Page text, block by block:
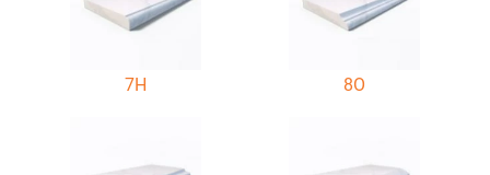
7H 8O